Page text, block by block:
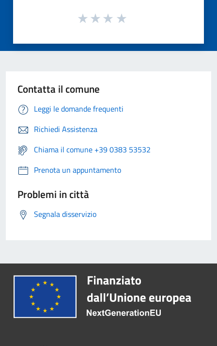
Contatta il comune
Leggi le domande frequenti
Richiedi Assistenza
Chiama il comune +39 0383 53532
Prenota un appuntamento
Problemi in città
Segnala disservizio